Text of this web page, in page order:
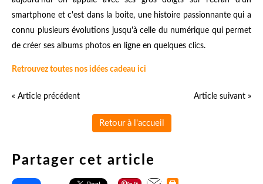
smartphone et c'est dans la boite, une histoire passionnante qui a
connu plusieurs évolutions jusqu'à celle du numérique qui permet
de créer ses albums photos en ligne en quelques clics.
Retrouvez toutes nos idées cadeau ici
« Article précédent Article suivant »
Retour à l'accueil
Partager cet article